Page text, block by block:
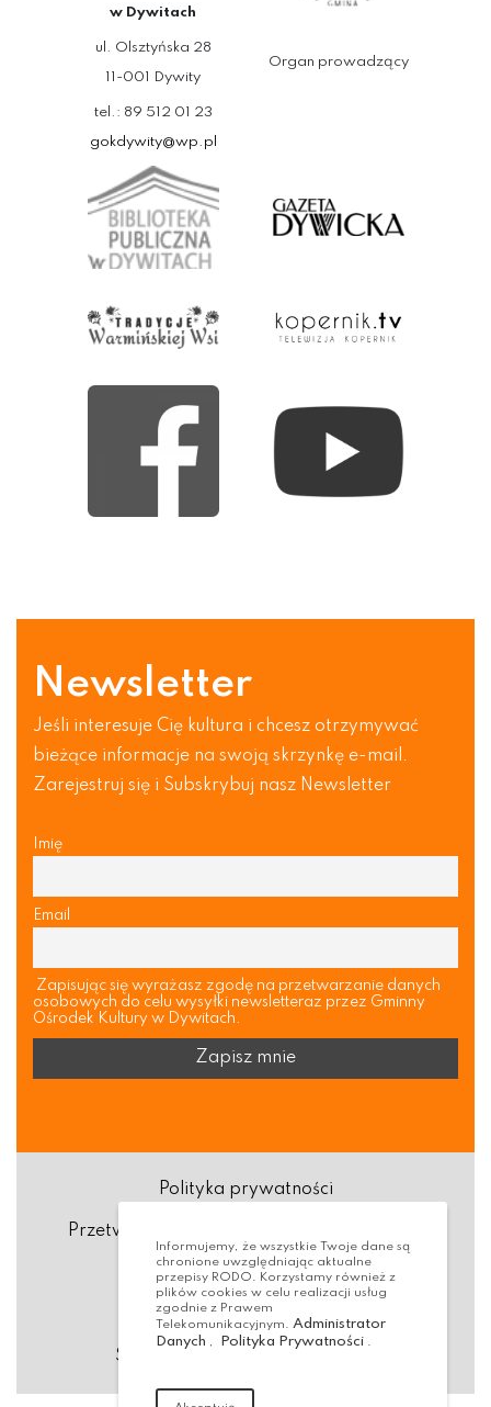
w Dywitach
ul. Olsztyńska 28
11-001 Dywity
tel.: 89 512 01 23
gokdywity@wp.pl
Organ prowadzący
Newsletter
Jeśli interesuje Cię kultura i chcesz otrzymywać
bieżące informacje na swoją skrzynkę e-mail.
Zarejestruj się i Subskrybuj nasz Newsletter
Imię
Email
Zapisując się wyrażasz zgodę na przetwarzanie danych
osobowych do celu wysyłki newsletteraz przez Gminny
Ośrodek Kultury w Dywitach.
Polityka prywatności
Przetwarzanie danych osobowych (RODO)
Deklaracja dostępności
Dostępność Architektoniczna
Standardy ochrony małoletnich
Informujemy, że wszystkie Twoje dane są
chronione uwzględniając aktualne
przepisy RODO. Korzystamy również z
plików cookies w celu realizacji usług
zgodnie z Prawem
Telekomunikacyjnym. Administrator
Danych , Polityka Prywatności .